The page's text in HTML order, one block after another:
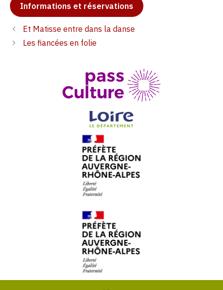
Informations et réservations
Et Matisse entre dans la danse
Les fiancées en folie